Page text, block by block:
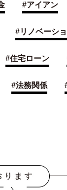
#アイアン
#リノベーシ
#住宅ローン
#法務関係